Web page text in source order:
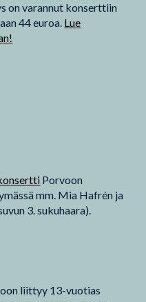
on varannut konserttiin
44 euroa. Lue
Porvoon
mm. Mia Hafrén ja
3. sukuhaara).
liittyy 13-vuotias